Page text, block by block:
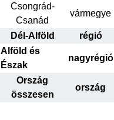
Csongrád-
Csanád
vármegye
Dél-Alföld régió
Alföld és
Észak
nagyrégió
Ország
összesen
ország